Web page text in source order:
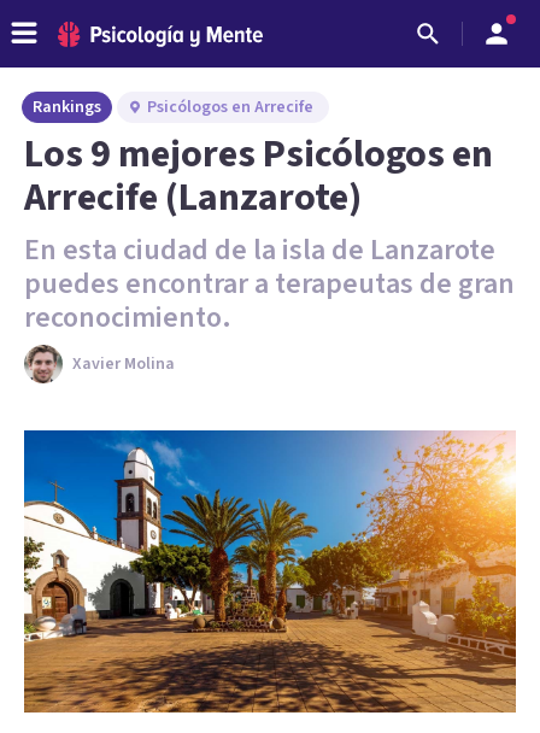
Rankings Psicólogos en Arrecife
Los 9 mejores Psicólogos en
Arrecife (Lanzarote)
En esta ciudad de la isla de Lanzarote
puedes encontrar a terapeutas de gran
reconocimiento.
Xavier Molina